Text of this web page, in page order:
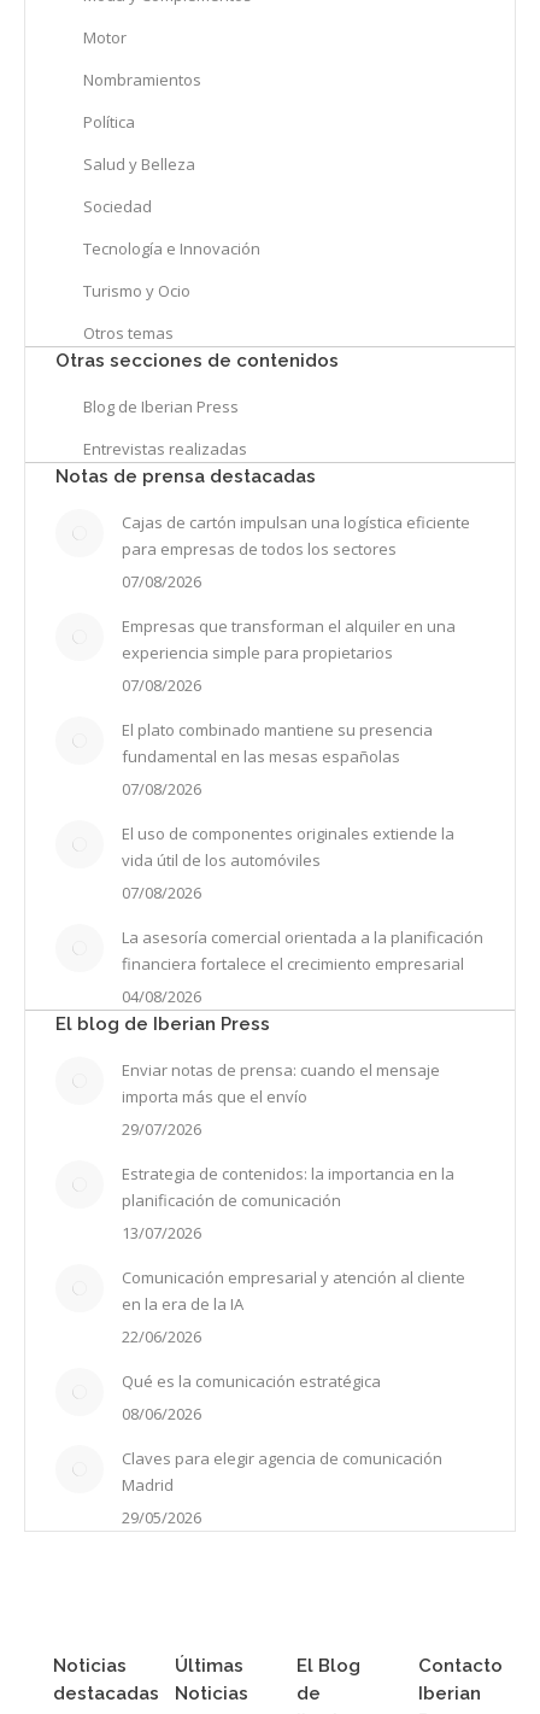
Motor
Nombramientos
Política
Salud y Belleza
Sociedad
Tecnología e Innovación
Turismo y Ocio
Otros temas
Otras secciones de contenidos
Blog de Iberian Press
Entrevistas realizadas
Notas de prensa destacadas
Cajas de cartón impulsan una logística eficiente
para empresas de todos los sectores
07/08/2026
Empresas que transforman el alquiler en una
experiencia simple para propietarios
07/08/2026
El plato combinado mantiene su presencia
fundamental en las mesas españolas
07/08/2026
El uso de componentes originales extiende la
vida útil de los automóviles
07/08/2026
La asesoría comercial orientada a la planificación
financiera fortalece el crecimiento empresarial
04/08/2026
El blog de Iberian Press
Enviar notas de prensa: cuando el mensaje
importa más que el envío
29/07/2026
Estrategia de contenidos: la importancia en la
planificación de comunicación
13/07/2026
Comunicación empresarial y atención al cliente
en la era de la IA
22/06/2026
Qué es la comunicación estratégica
08/06/2026
Claves para elegir agencia de comunicación
Madrid
29/05/2026
Noticias
destacadas
Últimas
Noticias
El Blog
de
Contacto
Iberian